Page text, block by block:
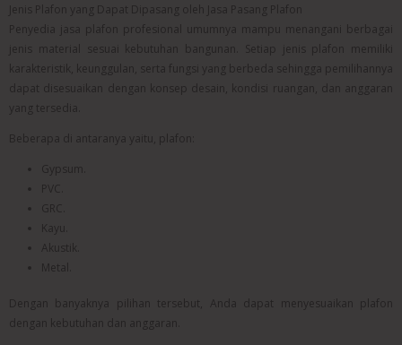
Jenis Plafon yang Dapat Dipasang oleh Jasa Pasang Plafon
Penyedia jasa plafon profesional umumnya mampu menangani berbagai
jenis material sesuai kebutuhan bangunan. Setiap jenis plafon memiliki
karakteristik, keunggulan, serta fungsi yang berbeda sehingga pemilihannya
dapat disesuaikan dengan konsep desain, kondisi ruangan, dan anggaran
yang tersedia.
Beberapa di antaranya yaitu, plafon:
Gypsum.
PVC.
GRC.
Kayu.
Akustik.
Metal.
Dengan banyaknya pilihan tersebut, Anda dapat menyesuaikan plafon
dengan kebutuhan dan anggaran.